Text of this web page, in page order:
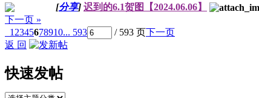
[分享] 迟到的6.1贺图【2024.06.06】
下一页 »
1 2345678910... 593 / 593 页下一页
返 回
快速发帖